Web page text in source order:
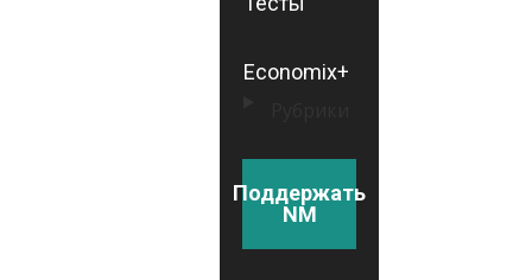
Economix+
Поддержать
NM